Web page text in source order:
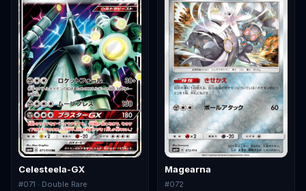
Celesteela-GX
#071 · Double Rare
Magearna
#072